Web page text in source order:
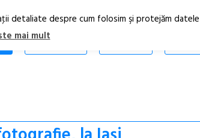
detaliate despre cum folosim şi protejăm
mai mult